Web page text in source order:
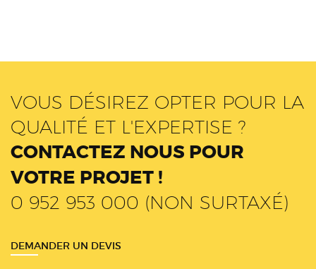
VOUS DÉSIREZ OPTER POUR LA
QUALITÉ ET L'EXPERTISE ?
CONTACTEZ NOUS POUR
VOTRE PROJET !
0 952 953 000 (NON SURTAXÉ)
DEMANDER UN DEVIS